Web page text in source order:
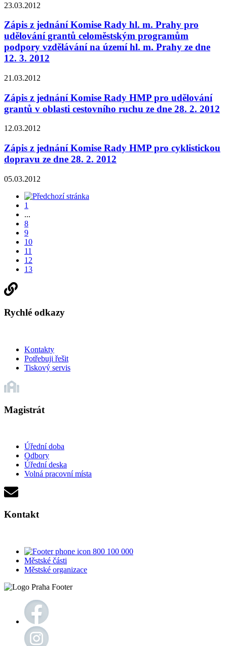
23.03.2012
Zápis z jednání Komise Rady hl. m. Prahy pro
udělování grantů celoměstským programům
podpory vzdělávání na území hl. m. Prahy ze dne
12. 3. 2012
21.03.2012
Zápis z jednání Komise Rady HMP pro udělování
grantů v oblasti cestovního ruchu ze dne 28. 2. 2012
12.03.2012
Zápis z jednání Komise Rady HMP pro cyklistickou
dopravu ze dne 28. 2. 2012
05.03.2012
1
...
8
9
10
11
12
13
Rychlé odkazy
Kontakty
Potřebuji řešit
Tiskový servis
Magistrát
Úřední doba
Odbory
Úřední deska
Volná pracovní místa
Kontakt
800 100 000
Městské části
Městské organizace